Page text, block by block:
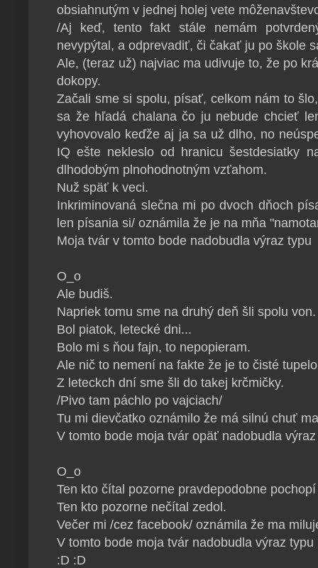
obsiahnutým v jednej holej vete
/Aj keď, tento fakt stále nemám
nevypýtal, a odprevadiť, či čakať ju po škole
Ale, (teraz už) najviac ma udivuje to, že po
dokopy.
Začali sme si spolu, písať, celkom nám to
sa že hľadá chalana čo ju nebude chcieť
vyhovovalo keďže aj ja sa už dlho, no
IQ ešte nekleslo od hranicu šestdesiatky
dlhodobým plnohodnotným vzťahom.
Nuž späť k veci.
Inkriminovaná slečna mi po dvoch dňoch
len písania si/ oznámila že je na mňa
Moja tvár v tomto bode nadobudla výraz typu
O_o
Ale budiš.
Napriek tomu sme na druhý deň šli spolu von.
Bol piatok, letecké dni...
Bolo mi s ňou fajn, to nepopieram.
Ale nič to nemení na fakte že je to čisté
Z leteckch dní sme šli do takej krčmičky.
/Pivo tam páchlo po vajciach/
Tu mi dievčatko oznámilo že má silnú chuť
V tomto bode moja tvár opäť nadobudla
O_o
Ten kto čítal pozorne pravdepodobne
Ten kto pozorne nečítal zedol.
Večer mi /cez facebook/ oznámila že ma
V tomto bode moja tvár nadobudla výraz typu
:D :D